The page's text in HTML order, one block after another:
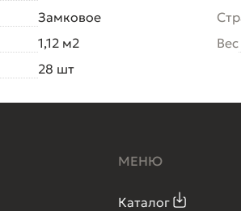
Замковое
1,12 м2
28 шт
Вес
МЕНЮ
Каталог